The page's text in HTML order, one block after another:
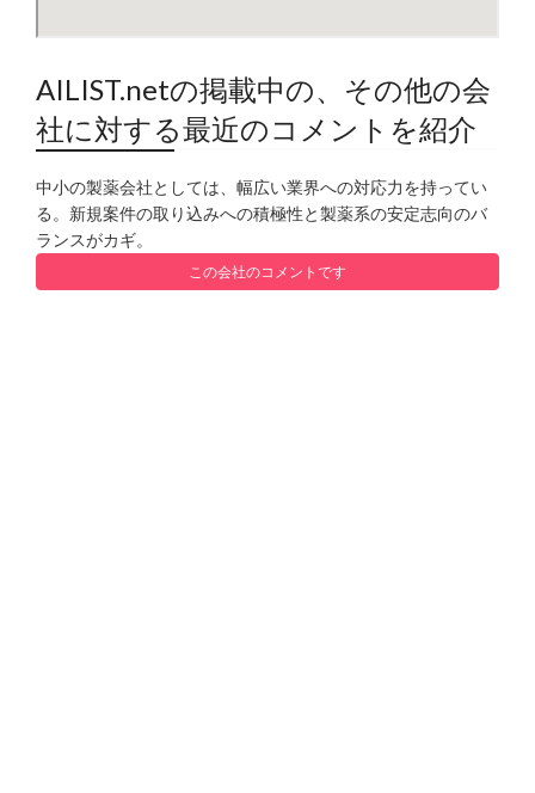
AILIST.netの掲載中の、その他の会
社に対する最近のコメントを紹介
中小の製薬会社としては、幅広い業界への対応力を持ってい
る。新規案件の取り込みへの積極性と製薬系の安定志向のバ
ランスがカギ。
この会社のコメントです